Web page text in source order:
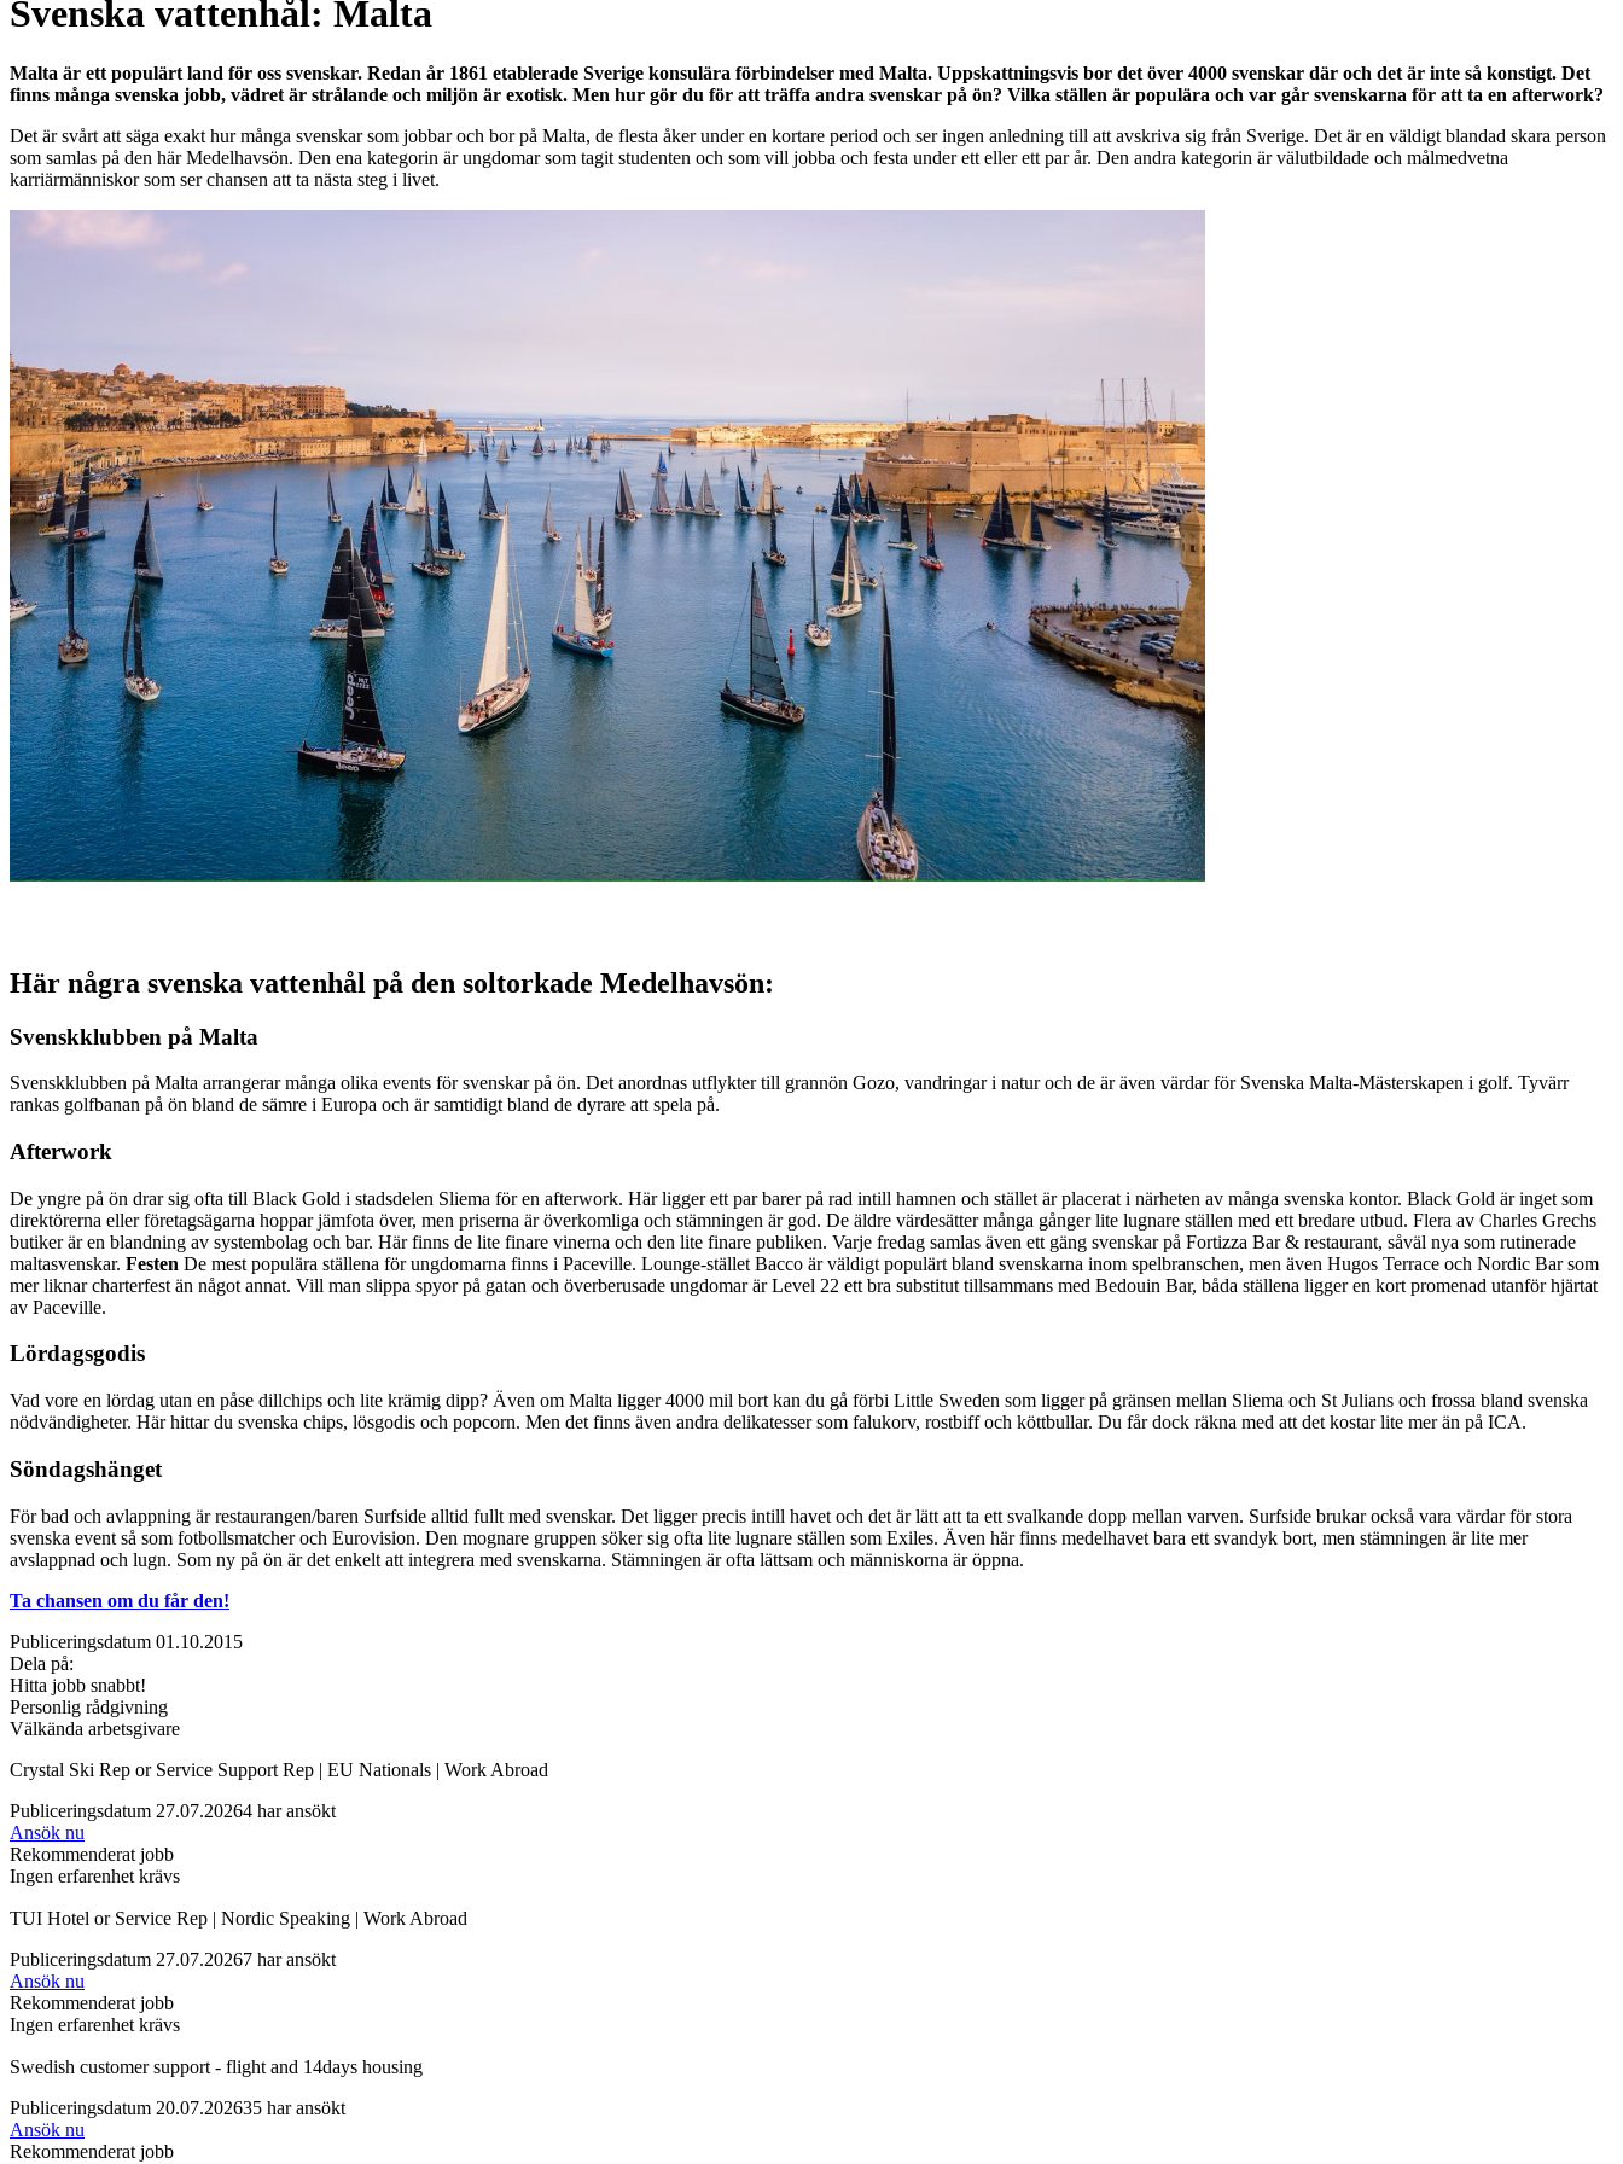
of
Svenska vattenhål: Malta
Malta är ett populärt land för oss svenskar. Redan år 1861 etablerade Sverige konsulära förbindelser med Malta. Uppskattningsvis bor det över 4000 svenskar där och det är inte så konstigt. Det
finns många svenska jobb, vädret är strålande och miljön är exotisk. Men hur gör du för att träffa andra svenskar på ön? Vilka ställen är populära och var går svenskarna för att ta en afterwork?
Det är svårt att säga exakt hur många svenskar som jobbar och bor på Malta, de flesta åker under en kortare period och ser ingen anledning till att avskriva sig från Sverige. Det är en väldigt blandad skara person
som samlas på den här Medelhavsön. Den ena kategorin är ungdomar som tagit studenten och som vill jobba och festa under ett eller ett par år. Den andra kategorin är välutbildade och målmedvetna
karriärmänniskor som ser chansen att ta nästa steg i livet.
Här några svenska vattenhål på den soltorkade Medelhavsön:
Svenskklubben på Malta
Svenskklubben på Malta arrangerar många olika events för svenskar på ön. Det anordnas utflykter till grannön Gozo, vandringar i natur och de är även värdar för Svenska Malta-Mästerskapen i golf. Tyvärr
rankas golfbanan på ön bland de sämre i Europa och är samtidigt bland de dyrare att spela på.
Afterwork
De yngre på ön drar sig ofta till Black Gold i stadsdelen Sliema för en afterwork. Här ligger ett par barer på rad intill hamnen och stället är placerat i närheten av många svenska kontor. Black Gold är inget som
direktörerna eller företagsägarna hoppar jämfota över, men priserna är överkomliga och stämningen är god. De äldre värdesätter många gånger lite lugnare ställen med ett bredare utbud. Flera av Charles Grechs
butiker är en blandning av systembolag och bar. Här finns de lite finare vinerna och den lite finare publiken. Varje fredag samlas även ett gäng svenskar på Fortizza Bar & restaurant, såväl nya som rutinerade
maltasvenskar. Festen De mest populära ställena för ungdomarna finns i Paceville. Lounge-stället Bacco är väldigt populärt bland svenskarna inom spelbranschen, men även Hugos Terrace och Nordic Bar som
mer liknar charterfest än något annat. Vill man slippa spyor på gatan och överberusade ungdomar är Level 22 ett bra substitut tillsammans med Bedouin Bar, båda ställena ligger en kort promenad utanför hjärtat
av Paceville.
Lördagsgodis
Vad vore en lördag utan en påse dillchips och lite krämig dipp? Även om Malta ligger 4000 mil bort kan du gå förbi Little Sweden som ligger på gränsen mellan Sliema och St Julians och frossa bland svenska
nödvändigheter. Här hittar du svenska chips, lösgodis och popcorn. Men det finns även andra delikatesser som falukorv, rostbiff och köttbullar. Du får dock räkna med att det kostar lite mer än på ICA.
Söndagshänget
För bad och avlappning är restaurangen/baren Surfside alltid fullt med svenskar. Det ligger precis intill havet och det är lätt att ta ett svalkande dopp mellan varven. Surfside brukar också vara värdar för stora
svenska event så som fotbollsmatcher och Eurovision. Den mognare gruppen söker sig ofta lite lugnare ställen som Exiles. Även här finns medelhavet bara ett svandyk bort, men stämningen är lite mer
avslappnad och lugn. Som ny på ön är det enkelt att integrera med svenskarna. Stämningen är ofta lättsam och människorna är öppna.
Ta chansen om du får den!
Publiceringsdatum 01.10.2015
Dela på:
Hitta jobb snabbt!
Personlig rådgivning
Välkända arbetsgivare
Crystal Ski Rep or Service Support Rep | EU Nationals | Work Abroad
Publiceringsdatum 27.07.20264 har ansökt
Ansök nu
Rekommenderat jobb
Ingen erfarenhet krävs
TUI Hotel or Service Rep | Nordic Speaking | Work Abroad
Publiceringsdatum 27.07.20267 har ansökt
Ansök nu
Rekommenderat jobb
Ingen erfarenhet krävs
Swedish customer support - flight and 14days housing
Publiceringsdatum 20.07.202635 har ansökt
Ansök nu
Rekommenderat jobb